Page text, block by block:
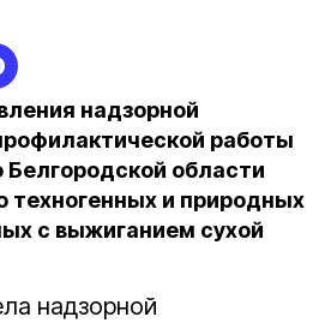
надзорной
работы
области
техногенных и природных
с выжиганием сухой
надзорной